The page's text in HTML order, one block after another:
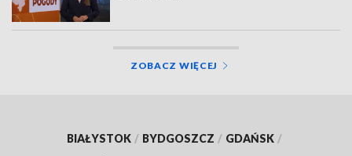
ZOBACZ WIĘCEJ
BIAŁYSTOK / BYDGOSZCZ / GDAŃSK /